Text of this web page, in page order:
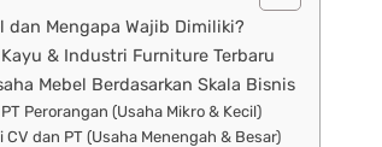
dan Mengapa Wajib Dimiliki?
& Industri Furniture Terbaru
Mebel Berdasarkan Skala Bisnis
Perorangan (Usaha Mikro & Kecil)
dan PT (Usaha Menengah & Besar)